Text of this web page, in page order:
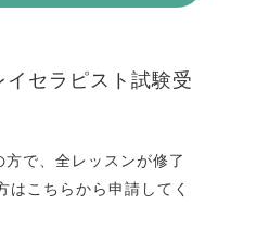
セラピスト試験受
で、全レッスンが修了
はこちらから申請してく